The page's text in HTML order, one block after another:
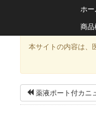
ホー
商品
本サイトの内容は、
薬液ポート付カニ